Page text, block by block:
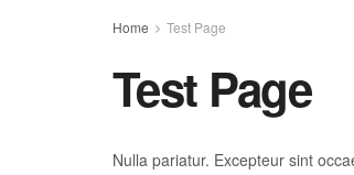
Home Test Page
Test Page
Nulla pariatur. Excepteur sint